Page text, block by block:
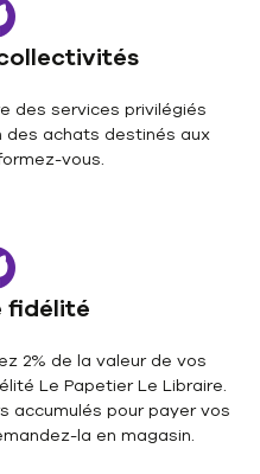
des services privilégiés
des achats destinés aux
vous.
fidélité
2% de la valeur de vos
Le Papetier Le Libraire.
accumulés pour payer vos
la en magasin.